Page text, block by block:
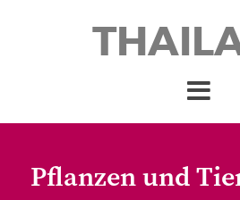
Pflanzen und